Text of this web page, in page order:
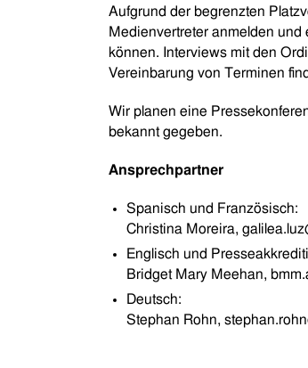
Aufgrund der begrenzten
Medienvertreter anmelden
können. Interviews mit den
Vereinbarung von Terminen
Wir planen eine
bekannt gegeben.
Ansprechpartner
Spanisch und Französisch:
Christina Moreira,
Englisch und
Bridget Mary Meehan,
Deutsch:
Stephan Rohn,